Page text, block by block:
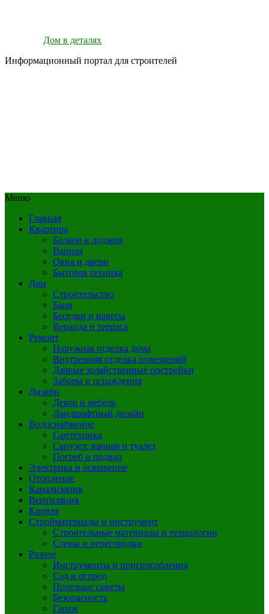
Дом в деталях
Информационный портал для строителей
Меню
Главная
Квартира
Балкон и лоджия
Ванная
Окна и двери
Бытовая техника
Дом
Строительство
Баня
Беседки и навесы
Веранда и терраса
Ремонт
Наружная отделка дома
Внутренняя отделка помещений
Дачные хозяйственные постройки
Заборы и ограждения
Дизайн
Декор и мебель
Ландшафтный дизайн
Водоснабжение
Сантехника
Санузел: ванная и туалет
Погреб и подвал
Электрика и освещение
Отопление
Канализация
Вентиляция
Кровля
Стройматериалы и инструмент
Строительные материалы и технологии
Стены и перегородки
Разное
Инструменты и приспособления
Сад и огород
Полезные советы
Безопасность
Гараж